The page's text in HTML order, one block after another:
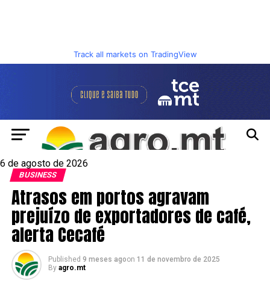
Track all markets on TradingView
6 de agosto de 2026
BUSINESS
Atrasos em portos agravam
prejuízo de exportadores de café,
alerta Cecafé
Published 9 meses agoon 11 de novembro de 2025
By agro.mt